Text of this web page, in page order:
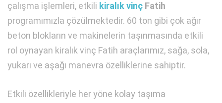
çalışma işlemleri, etkili kiralık vinç Fatih
programımızla çözülmektedir. 60 ton gibi çok ağır
beton blokların ve makinelerin taşınmasında etkili
rol oynayan kiralık vinç Fatih araçlarımız, sağa, sola,
yukarı ve aşağı manevra özelliklerine sahiptir.
Etkili özellikleriyle her yöne kolay taşıma